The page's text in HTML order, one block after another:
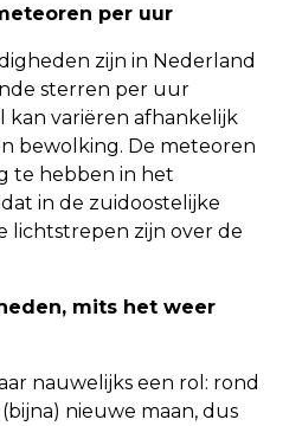
per uur
zijn in Nederland
sterren per uur
kan variëren afhankelijk
bewolking. De meteoren
te hebben in het
in de zuidoostelijke
lichtstrepen zijn over de
mits het weer
nauwelijks een rol: rond
nieuwe maan, dus